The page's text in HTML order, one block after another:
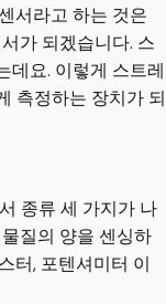
서라고 하는 것은
가 되겠습니다. 스
데요. 이렇게 스트레
측정하는 장치가 되
종류 세 가지가 나
질의 양을 센싱하
터, 포텐셔미터 이